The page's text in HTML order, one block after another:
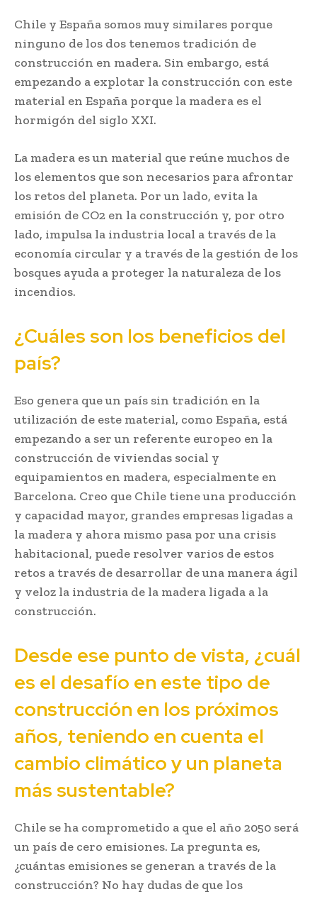
Chile y España somos muy similares porque
ninguno de los dos tenemos tradición de
construcción en madera. Sin embargo, está
empezando a explotar la construcción con este
material en España porque la madera es el
hormigón del siglo XXI.
La madera es un material que reúne muchos de
los elementos que son necesarios para afrontar
los retos del planeta. Por un lado, evita la
emisión de CO2 en la construcción y, por otro
lado, impulsa la industria local a través de la
economía circular y a través de la gestión de los
bosques ayuda a proteger la naturaleza de los
incendios.
¿Cuáles son los beneficios del
país?
Eso genera que un país sin tradición en la
utilización de este material, como España, está
empezando a ser un referente europeo en la
construcción de viviendas social y
equipamientos en madera, especialmente en
Barcelona. Creo que Chile tiene una producción
y capacidad mayor, grandes empresas ligadas a
la madera y ahora mismo pasa por una crisis
habitacional, puede resolver varios de estos
retos a través de desarrollar de una manera ágil
y veloz la industria de la madera ligada a la
construcción.
Desde ese punto de vista, ¿cuál
es el desafío en este tipo de
construcción en los próximos
años, teniendo en cuenta el
cambio climático y un planeta
más sustentable?
Chile se ha comprometido a que el año 2050 será
un país de cero emisiones. La pregunta es,
¿cuántas emisiones se generan a través de la
construcción? No hay dudas de que los